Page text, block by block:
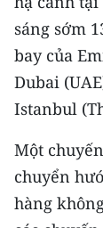
THỜI NAY
NHÂN DÂN
NHÂN DÂN
MUA BÁO
ĐỌC BÁO IN
sáng sớm
bay của
Dubai
Istanbul
Một
chuyển
hàng